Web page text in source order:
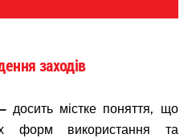
заходів
досить містке поняття, що
форм використання та